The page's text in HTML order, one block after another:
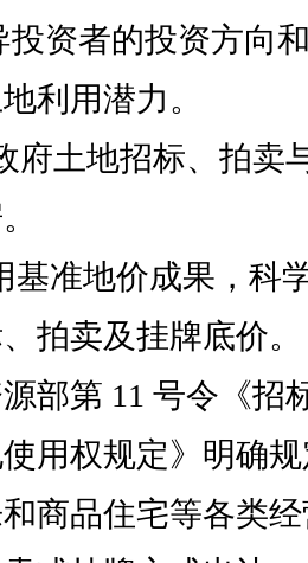
投资者的投资方向
利用潜力。
土地招标、拍卖
准地价成果，科
拍卖及挂牌底价。
第 11 号令《招
用权规定》明确
商品住宅等各类